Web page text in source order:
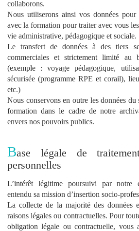
collaborons.
Nous utiliserons ainsi vos données
avec la formation pour traiter avec vous
vie administrative, pédagogique et sociale.
Le transfert de données à des tiers
commerciales et strictement limité au
(exemple : voyage pédagogique,
sécurisée (programme RPE et corail),
etc.)
Nous conservons en outre les données du
formation dans le cadre de notre
envers nos pouvoirs publics.
Base légale de
personnelles
L’intérêt légitime poursuivi par notre
entendu sa mission d’insertion socio-
La collecte de la majorité des données
raisons légales ou contractuelles. Pour
obligation légale ou contractuelle,